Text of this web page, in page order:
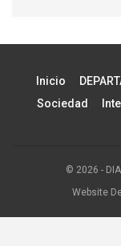
Inicio
Sociedad
© 2026 -
Website